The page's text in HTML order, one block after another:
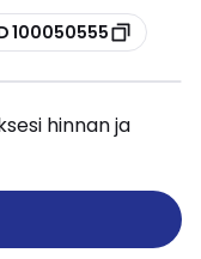
100050555
hinnan ja